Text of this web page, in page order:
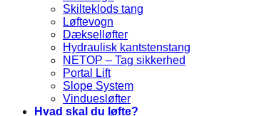
Skilteklods tang
Løftevogn
Dækselløfter
Hydraulisk kantstenstang
NETOP – Tag sikkerhed
Portal Lift
Slope System
Vinduesløfter
Hvad skal du løfte?